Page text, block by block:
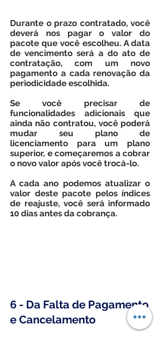
Durante o prazo contratado, você
deverá nos pagar o valor do
pacote que você escolheu. A data
de vencimento será a do ato de
contratação, com um novo
pagamento a cada renovação da
periodicidade escolhida.
Se você precisar de
funcionalidades adicionais que
ainda não contratou, você poderá
mudar seu plano de
licenciamento para um plano
superior, e começaremos a cobrar
o novo valor após você trocá-lo.
A cada ano podemos atualizar o
valor deste pacote pelos índices
de reajuste, você será informado
10 dias antes da cobrança.
6 - Da Falta de Pagamento
e Cancelamento